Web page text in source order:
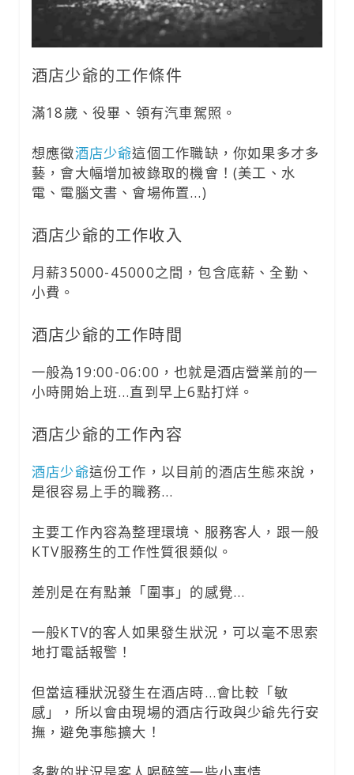
酒店少爺的工作條件
滿18歲、役畢、領有汽車駕照。
想應徵酒店少爺這個工作職缺，你如果多才多
藝，會大幅增加被錄取的機會！(美工、水
電、電腦文書、會場佈置…)
酒店少爺的工作收入
月薪35000-45000之間，包含底薪、全勤、
小費。
酒店少爺的工作時間
一般為19:00-06:00，也就是酒店營業前的一
小時開始上班…直到早上6點打烊。
酒店少爺的工作內容
酒店少爺這份工作，以目前的酒店生態來說，
是很容易上手的職務…
主要工作內容為整理環境、服務客人，跟一般
KTV服務生的工作性質很類似。
差別是在有點兼「圍事」的感覺…
一般KTV的客人如果發生狀況，可以毫不思索
地打電話報警！
但當這種狀況發生在酒店時…會比較「敏
感」，所以會由現場的酒店行政與少爺先行安
撫，避免事態擴大！